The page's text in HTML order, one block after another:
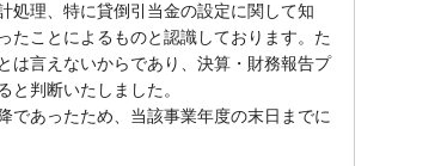
処理、特に貸倒引当金の設定に関して知
たことによるものと認識しております。た
は言えないからであり、決算・財務報告プ
判断いたしました。
あったため、当該事業年度の末日までに